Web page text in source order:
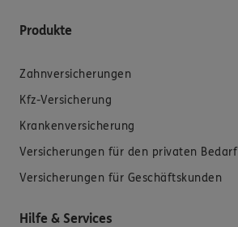
Produkte
Zahnversicherungen
Kfz-Versicherung
Krankenversicherung
Versicherungen für den privaten Bedarf
Versicherungen für Geschäftskunden
Hilfe & Services